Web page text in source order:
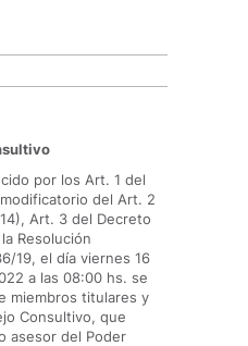
por los Art. 1 del
del Art. 2
Art. 3 del Decreto
Resolución
19, el día viernes 16
a las 08:00 hs. se
miembros titulares y
Consultivo, que
asesor del Poder